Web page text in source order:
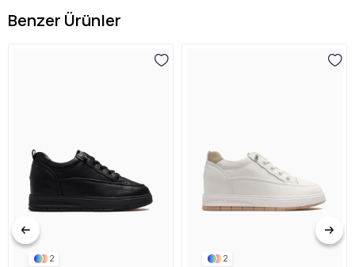
Benzer Ürünler
2 2